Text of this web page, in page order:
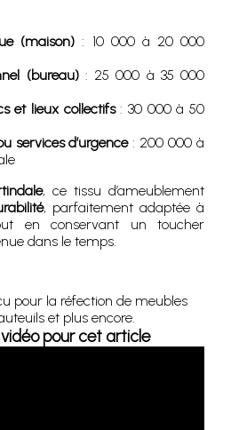
(maison) : 10 000 à 20 000
(bureau): 25 000 à 35 000
et lieux collectifs: 30 000 à 50
services d’urgence: 200 000 à
, ce tissu d’ameublement
, parfaitement adaptée à
en conservant un toucher
dans le temps.
pour la réfection de meubles
et plus encore.
pour cet article